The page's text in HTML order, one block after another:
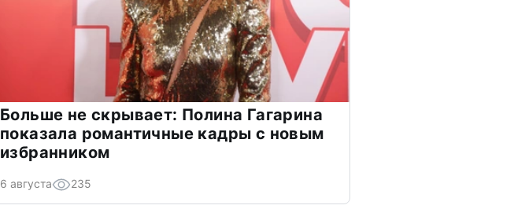
Больше не скрывает: Полина Гагарина
показала романтичные кадры с новым
избранником
6 августа 235